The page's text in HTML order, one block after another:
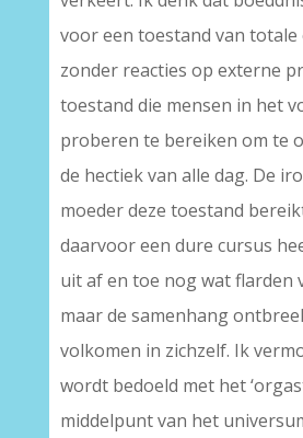
voor een toestand van
zonder reacties op externe
toestand die mensen in het
proberen te bereiken om te
de hectiek van alle dag. De
moeder deze toestand
daarvoor een dure cursus
uit af en toe nog wat flarden
maar de samenhang
volkomen in zichzelf. Ik
wordt bedoeld met het
middelpunt van het